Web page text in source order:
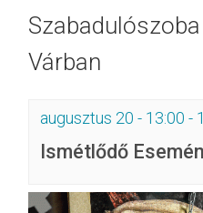
Várban
augusztus 20 - 13:00 -
Ismétlődő